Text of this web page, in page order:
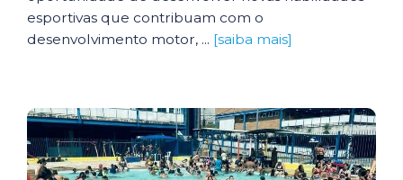
esportivas que contribuam com o
desenvolvimento motor, ... [saiba mais]